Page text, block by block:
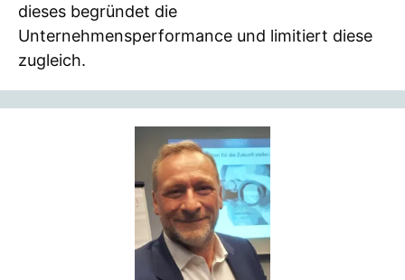
dieses begründet die
Unternehmensperformance und limitiert diese
zugleich.